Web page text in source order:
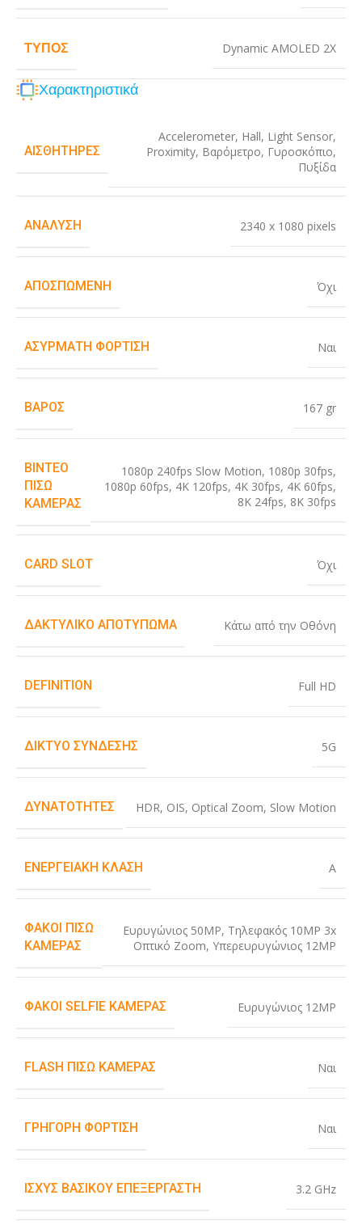
ΤΎΠΟΣ Dynamic AMOLED 2X
Χαρακτηριστικά
ΑΙΣΘΗΤΉΡΕΣ
Accelerometer, Hall, Light Sensor,
Proximity, Βαρόμετρο, Γυροσκόπιο,
Πυξίδα
ΑΝΆΛΥΣΗ 2340 x 1080 pixels
ΑΠΟΣΠΏΜΕΝΗ Όχι
ΑΣΎΡΜΑΤΗ ΦΌΡΤΙΣΗ Ναι
ΒΆΡΟΣ 167 gr
ΒΊΝΤΕΟ
ΠΊΣΩ
ΚΆΜΕΡΑΣ
1080p 240fps Slow Motion, 1080p 30fps,
1080p 60fps, 4K 120fps, 4K 30fps, 4K 60fps,
8K 24fps, 8K 30fps
CARD SLOT Όχι
ΔΑΚΤΥΛΙΚΌ ΑΠΟΤΎΠΩΜΑ Κάτω από την Οθόνη
DEFINITION Full HD
ΔΊΚΤΥΟ ΣΎΝΔΕΣΗΣ 5G
ΔΥΝΑΤΌΤΗΤΕΣ HDR, OIS, Optical Zoom, Slow Motion
ΕΝΕΡΓΕΙΑΚΉ ΚΛΆΣΗ A
ΦΑΚΟΊ ΠΊΣΩ
ΚΆΜΕΡΑΣ
Ευρυγώνιος 50MP, Τηλεφακός 10MP 3x
Οπτικό Zoom, Υπερευρυγώνιος 12MP
ΦΑΚΟΊ SELFIE ΚΆΜΕΡΑΣ Ευρυγώνιος 12MP
FLASH ΠΊΣΩ ΚΆΜΕΡΑΣ Ναι
ΓΡΉΓΟΡΗ ΦΌΡΤΙΣΗ Ναι
ΙΣΧΎΣ ΒΑΣΙΚΟΎ ΕΠΕΞΕΡΓΑΣΤΉ 3.2 GHz